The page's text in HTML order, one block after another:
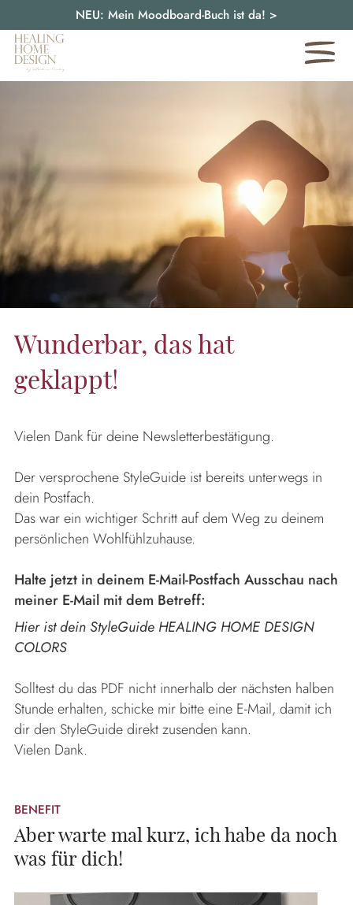
NEU: Mein Moodboard-Buch ist da! >
Wunderbar, das hat
geklappt!
Vielen Dank für deine Newsletterbestätigung.
Der versprochene StyleGuide ist bereits unterwegs in
dein Postfach.
Das war ein wichtiger Schritt auf dem Weg zu deinem
persönlichen Wohlfühlzuhause.
Halte jetzt in deinem E-Mail-Postfach Ausschau nach
meiner E-Mail mit dem Betreff:
Hier ist dein StyleGuide HEALING HOME DESIGN
COLORS
Solltest du das PDF nicht innerhalb der nächsten halben
Stunde erhalten, schicke mir bitte eine E-Mail, damit ich
dir den StyleGuide direkt zusenden kann.
Vielen Dank.
BENEFIT
Aber warte mal kurz, ich habe da noch
was für dich!